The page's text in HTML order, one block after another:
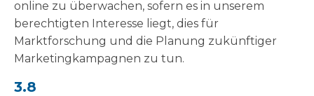
online zu überwachen, sofern es in unserem
berechtigten Interesse liegt, dies für
Marktforschung und die Planung zukünftiger
Marketingkampagnen zu tun.
3.8